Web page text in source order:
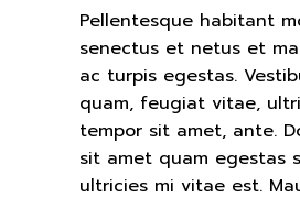
Rated
4.17out
of 5 based
6
customer
ratings
Pellentesque habitant
senectus et netus et
ac turpis egestas.
quam, feugiat vitae,
tempor sit amet, ante.
sit amet quam egestas
ultricies mi vitae est.